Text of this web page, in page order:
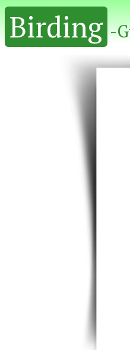
Birding -